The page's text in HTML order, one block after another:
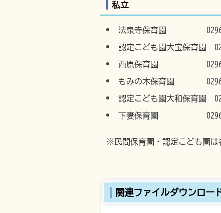
私立
法泉寺保育園 0296-
認定こども園大宝保育園
西原保育園 0296-
もみの木保育園 0296-
認定こども園大和保育園
下妻保育園 0296-
※民間保育園・認定こども園は
関連ファイルダウンロー